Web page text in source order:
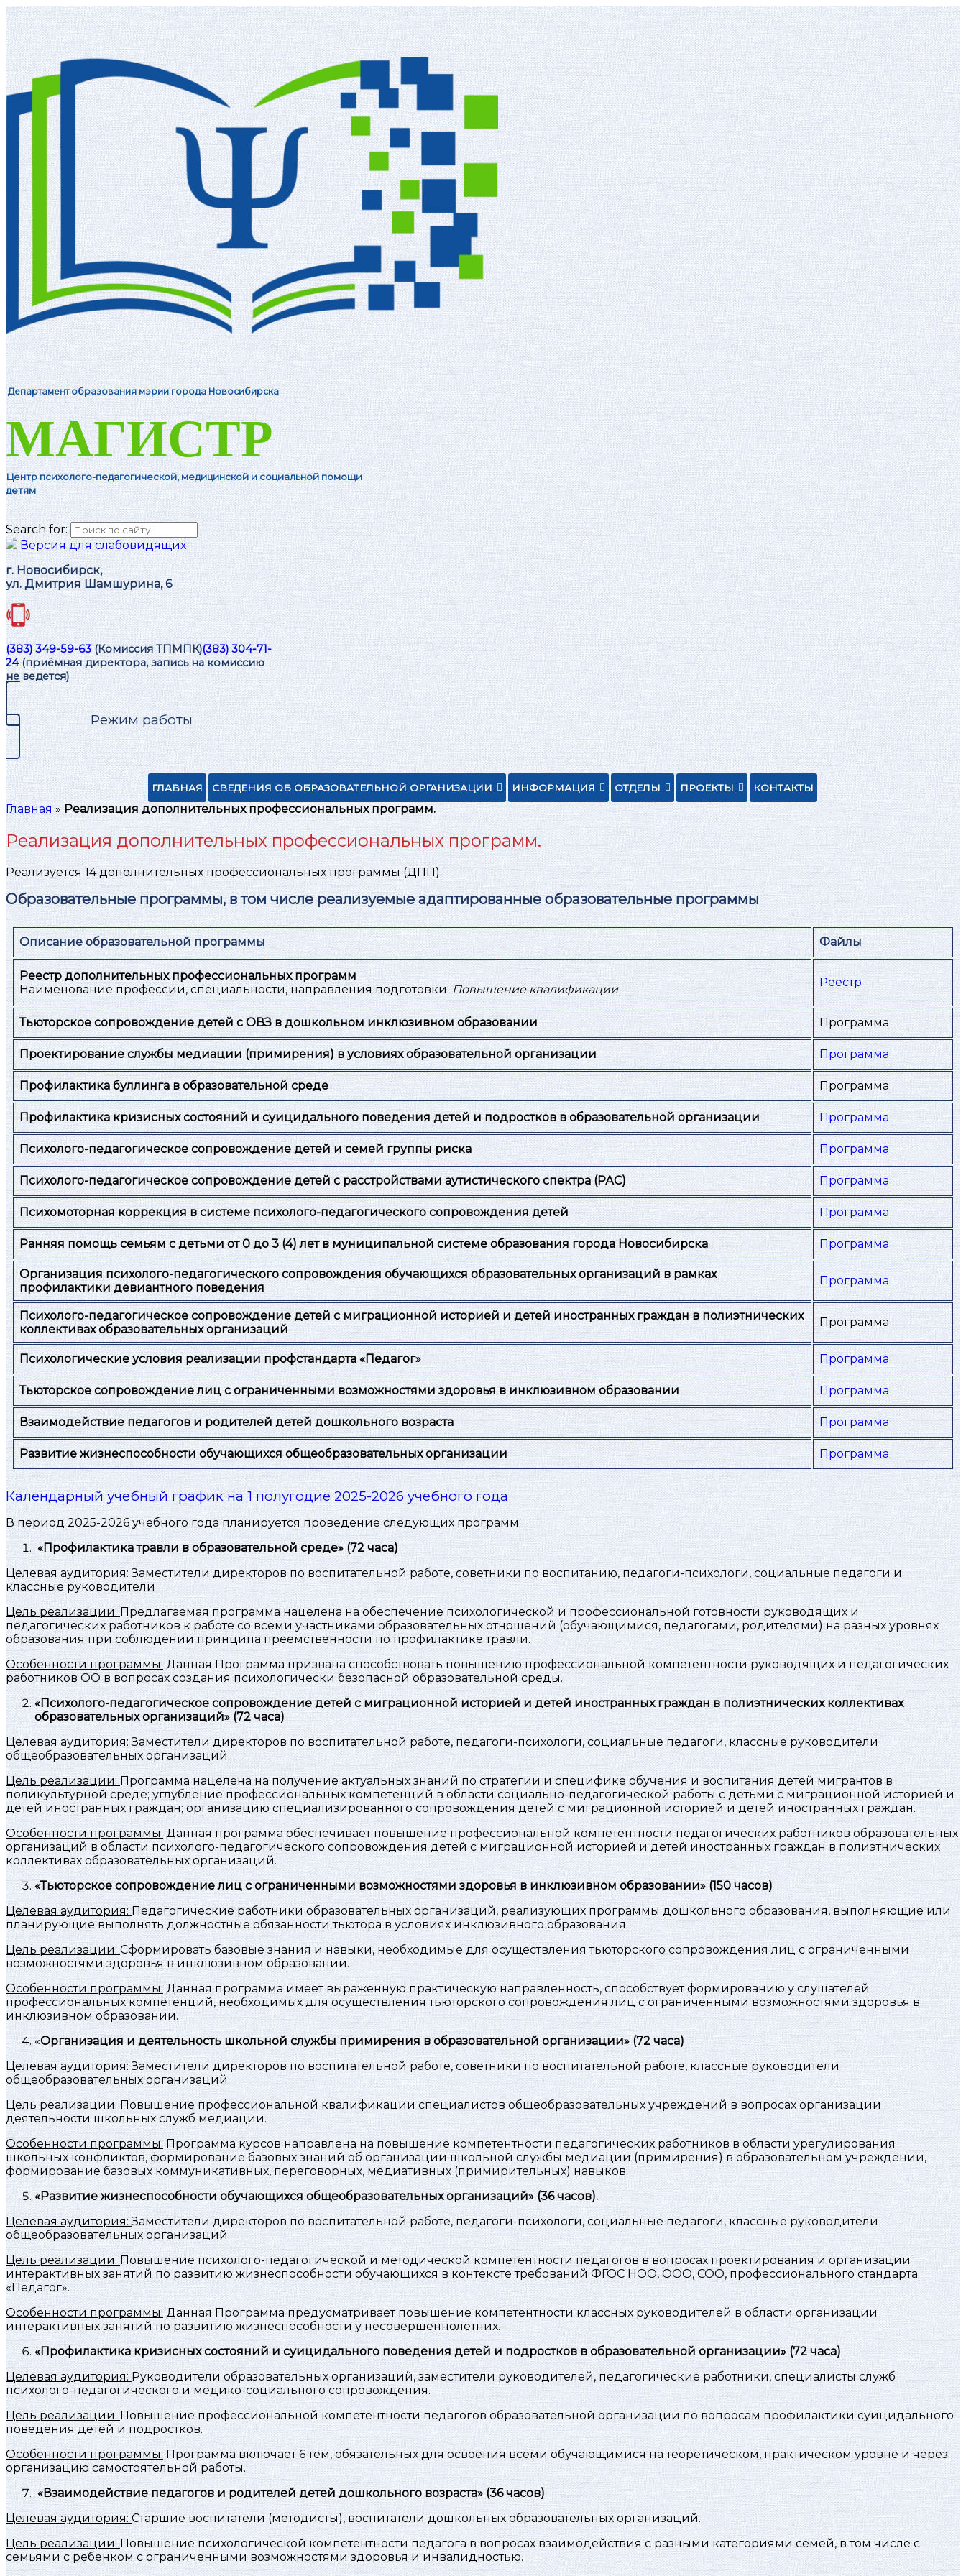
Департамент образования мэрии города Новосибирска
МАГИСТР
Центр психолого-педагогической, медицинской и социальной помощи
детям
Search for:
Версия для слабовидящих
г. Новосибирск,
ул. Дмитрия Шамшурина, 6
(383) 349-59-63(Комиссия ТПМПК)(383) 304-71-
24(приёмная директора, запись на комиссию
не ведется)
Режим работы
ГЛАВНАЯ СВЕДЕНИЯ ОБ ОБРАЗОВАТЕЛЬНОЙ ОРГАНИЗАЦИИ ИНФОРМАЦИЯ ОТДЕЛЫ ПРОЕКТЫ КОНТАКТЫ
Главная » Реализация дополнительных профессиональных программ.
Реализация дополнительных профессиональных программ.
Реализуется 14 дополнительных профессиональных программы (ДПП).
Образовательные программы, в том числе реализуемые адаптированные образовательные программы
Описание образовательной программы Файлы
Реестр дополнительных профессиональных программ
Наименование профессии, специальности, направления подготовки:Повышение квалификации
Реестр
Тьюторское сопровождение детей с ОВЗ в дошкольном инклюзивном образовании Программа
Проектирование службы медиации (примирения) в условиях образовательной организации Программа
Профилактика буллинга в образовательной среде Программа
Профилактика кризисных состояний и суицидального поведения детей и подростков в образовательной организации Программа
Психолого-педагогическое сопровождение детей и семей группы риска Программа
Психолого-педагогическое сопровождение детей с расстройствами аутистического спектра (РАС) Программа
Психомоторная коррекция в системе психолого-педагогического сопровождения детей Программа
Ранняя помощь семьям с детьми от 0 до 3 (4) лет в муниципальной системе образования города Новосибирска Программа
Организация психолого-педагогического сопровождения обучающихся образовательных организаций в рамках
профилактики девиантного поведения
Программа
Психолого-педагогическое сопровождение детей с миграционной историей и детей иностранных граждан в полиэтнических
коллективах образовательных организаций
Программа
Психологические условия реализации профстандарта «Педагог» Программа
Тьюторское сопровождение лиц с ограниченными возможностями здоровья в инклюзивном образовании Программа
Взаимодействие педагогов и родителей детей дошкольного возраста Программа
Развитие жизнеспособности обучающихся общеобразовательных организации Программа
Календарный учебный график на 1 полугодие 2025-2026 учебного года
В период 2025-2026 учебного года планируется проведение следующих программ:
«Профилактика травли в образовательной среде»(72 часа)
Целевая аудитория:Заместители директоров по воспитательной работе, советники по воспитанию, педагоги-психологи, социальные педагоги и
классные руководители
Цель реализации:Предлагаемая программа нацелена на обеспечение психологической и профессиональной готовности руководящих и
педагогических работников к работе со всеми участниками образовательных отношений (обучающимися, педагогами, родителями) на разных уровнях
образования при соблюдении принципа преемственности по профилактике травли.
Особенности программы:Данная Программа призвана способствовать повышению профессиональной компетентности руководящих и педагогических
работников ОО в вопросах создания психологически безопасной образовательной среды.
«Психолого-педагогическое сопровождение детей с миграционной историей и детей иностранных граждан в полиэтнических коллективах
образовательных организаций» (72 часа)
Целевая аудитория:Заместители директоров по воспитательной работе, педагоги-психологи, социальные педагоги, классные руководители
общеобразовательных организаций.
Цель реализации:Программа нацелена на получение актуальных знаний по стратегии и специфике обучения и воспитания детей мигрантов в
поликультурной среде; углубление профессиональных компетенций в области социально-педагогической работы с детьми с миграционной историей и
детей иностранных граждан; организацию специализированного сопровождения детей с миграционной историей и детей иностранных граждан.
Особенности программы: Данная программа обеспечивает повышение профессиональной компетентности педагогических работников образовательных
организаций в области психолого-педагогического сопровождения детей с миграционной историей и детей иностранных граждан в полиэтнических
коллективах образовательных организаций.
«Тьюторское сопровождение лиц с ограниченными возможностями здоровья в инклюзивном образовании»(150 часов)
Целевая аудитория:Педагогические работники образовательных организаций, реализующих программы дошкольного образования, выполняющие или
планирующие выполнять должностные обязанности тьютора в условиях инклюзивного образования.
Цель реализации: Сформировать базовые знания и навыки, необходимые для осуществления тьюторского сопровождения лиц с ограниченными
возможностями здоровья в инклюзивном образовании.
Особенности программы:Данная программа имеет выраженную практическую направленность, способствует формированию у слушателей
профессиональных компетенций, необходимых для осуществления тьюторского сопровождения лиц с ограниченными возможностями здоровья в
инклюзивном образовании.
«Организация и деятельность школьной службы примирения в образовательной организации» (72 часа)
Целевая аудитория:Заместители директоров по воспитательной работе, советники по воспитательной работе, классные руководители
общеобразовательных организаций.
Цель реализации:Повышение профессиональной квалификации специалистов общеобразовательных учреждений в вопросах организации
деятельности школьных служб медиации.
Особенности программы:Программа курсов направлена на повышение компетентности педагогических работников в области урегулирования
школьных конфликтов, формирование базовых знаний об организации школьной службы медиации (примирения) в образовательном учреждении,
формирование базовых коммуникативных, переговорных, медиативных (примирительных) навыков.
«Развитие жизнеспособности обучающихся общеобразовательных организаций» (36 часов).
Целевая аудитория:Заместители директоров по воспитательной работе, педагоги-психологи, социальные педагоги, классные руководители
общеобразовательных организаций
Цель реализации:Повышение психолого-педагогической и методической компетентности педагогов в вопросах проектирования и организации
интерактивных занятий по развитию жизнеспособности обучающихся в контексте требований ФГОС НОО, ООО, СОО, профессионального стандарта
«Педагог».
Особенности программы:Данная Программа предусматривает повышение компетентности классных руководителей в области организации
интерактивных занятий по развитию жизнеспособности у несовершеннолетних.
«Профилактика кризисных состояний и суицидального поведения детей и подростков в образовательной организации» (72 часа)
Целевая аудитория: Руководители образовательных организаций, заместители руководителей, педагогические работники, специалисты служб
психолого-педагогического и медико-социального сопровождения.
Цель реализации: Повышение профессиональной компетентности педагогов образовательной организации по вопросам профилактики суицидального
поведения детей и подростков.
Особенности программы:Программа включает 6 тем, обязательных для освоения всеми обучающимися на теоретическом, практическом уровне и через
организацию самостоятельной работы.
«Взаимодействие педагогов и родителей детей дошкольного возраста» (36 часов)
Целевая аудитория:Старшие воспитатели (методисты), воспитатели дошкольных образовательных организаций.
Цель реализации: Повышение психологической компетентности педагога в вопросах взаимодействия с разными категориями семей, в том числе с
семьями с ребенком с ограниченными возможностями здоровья и инвалидностью.